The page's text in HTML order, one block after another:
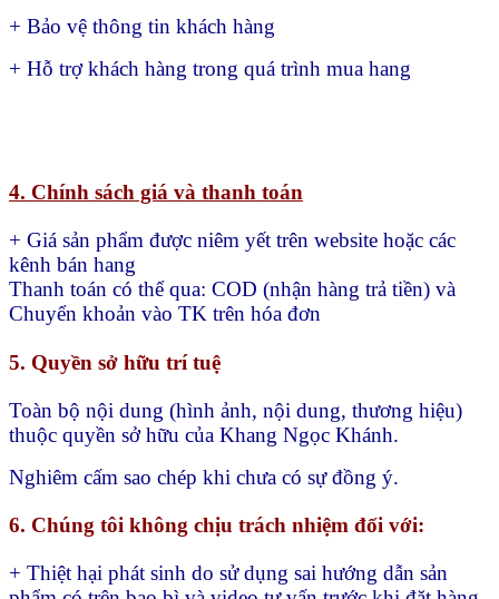
+ Bảo vệ thông tin khách hàng
+ Hỗ trợ khách hàng trong quá trình mua hang
4. Chính sách giá và thanh toán
+ Giá sản phẩm được niêm yết trên website hoặc các
kênh bán hang
Thanh toán có thể qua: COD (nhận hàng trả tiền) và
Chuyển khoản vào TK trên hóa đơn
5. Quyền sở hữu trí tuệ
Toàn bộ nội dung (hình ảnh, nội dung, thương hiệu)
thuộc quyền sở hữu của Khang Ngọc Khánh.
Nghiêm cấm sao chép khi chưa có sự đồng ý.
6. Chúng tôi không chịu trách nhiệm đối với:
+ Thiệt hại phát sinh do sử dụng sai hướng dẫn sản